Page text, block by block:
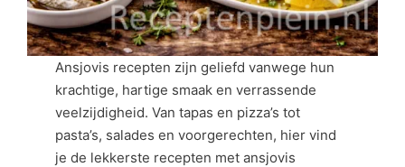
Ansjovis recepten zijn geliefd vanwege hun
krachtige, hartige smaak en verrassende
veelzijdigheid. Van tapas en pizza’s tot
pasta’s, salades en voorgerechten, hier vind
je de lekkerste recepten met ansjovis